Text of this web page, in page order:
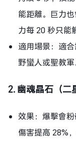
能距離。巨力
力每 20 秒只能
適用場景：適
野蠻人或聖教軍
2. 幽魂晶石（二
效果：爆擊會
傷害提高 28%